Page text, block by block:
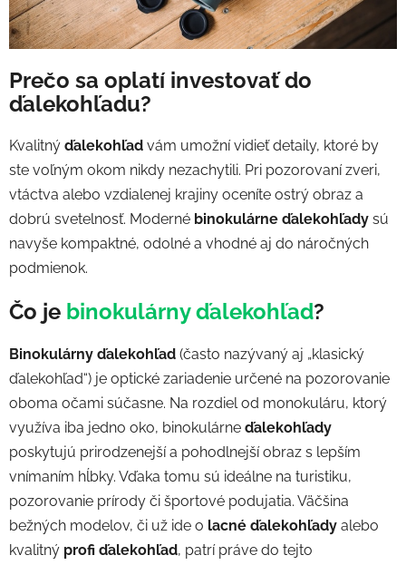
Prečo sa oplatí investovať do
ďalekohľadu?
Kvalitný ďalekohľad vám umožní vidieť detaily, ktoré by
ste voľným okom nikdy nezachytili. Pri pozorovaní zveri,
vtáctva alebo vzdialenej krajiny oceníte ostrý obraz a
dobrú svetelnosť. Moderné binokulárne ďalekohľady sú
navyše kompaktné, odolné a vhodné aj do náročných
podmienok.
Čo je binokulárny ďalekohľad?
Binokulárny ďalekohľad (často nazývaný aj „klasický
ďalekohľad“) je optické zariadenie určené na pozorovanie
oboma očami súčasne. Na rozdiel od monokuláru, ktorý
využíva iba jedno oko, binokulárne ďalekohľady
poskytujú prirodzenejší a pohodlnejší obraz s lepším
vnímaním hĺbky. Vďaka tomu sú ideálne na turistiku,
pozorovanie prírody či športové podujatia. Väčšina
bežných modelov, či už ide o lacné ďalekohľady alebo
kvalitný profi ďalekohľad, patrí práve do tejto